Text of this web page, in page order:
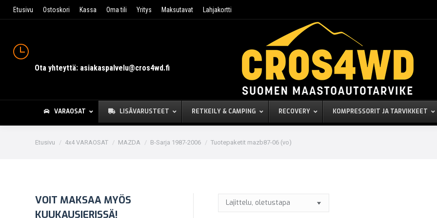
Etusivu Ostoskori Kassa Oma tili Yritys Maksutavat Lahjakortti
Ota yhteyttä: asiakaspalvelu@cros4wd.fi
VARAOSAT LISÄVARUSTEET RETKEILY & CAMPING RECOVERY KOMPRESSORIT JA TARVIKKEET
You are here:
Etusivu 4x4 VARAOSAT MAZDA B-Sarja 1987-2006 Tuotepaketit mazb87-06 (vo)
VOIT MAKSAA MYÖS
KUUKAUSIERISSÄ!